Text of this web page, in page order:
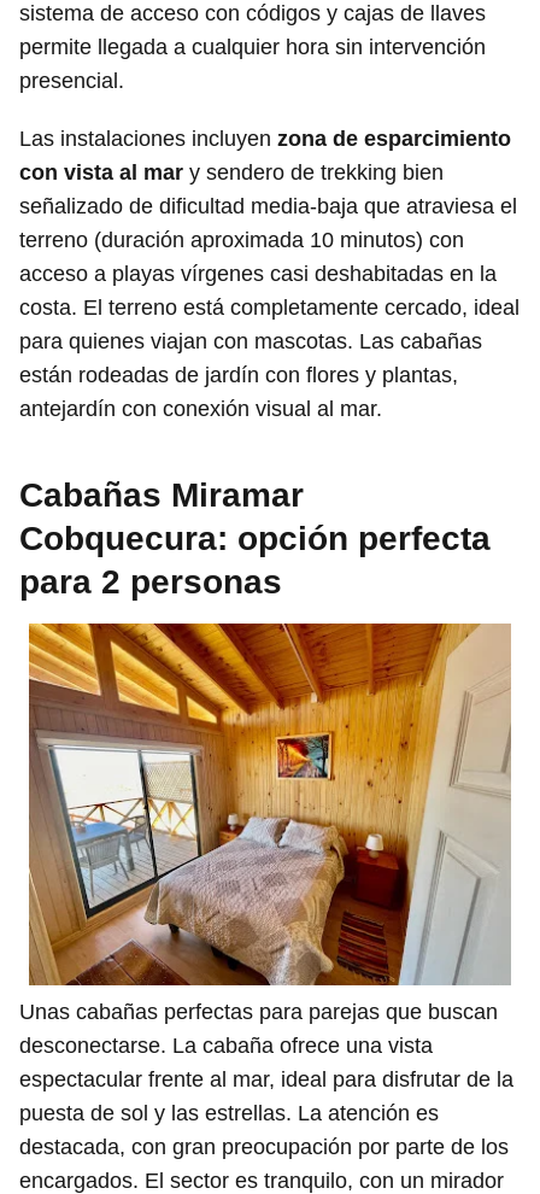
sistema de acceso con códigos y cajas de llaves
permite llegada a cualquier hora sin intervención
presencial.
Las instalaciones incluyen zona de esparcimiento
con vista al mar y sendero de trekking bien
señalizado de dificultad media-baja que atraviesa el
terreno (duración aproximada 10 minutos) con
acceso a playas vírgenes casi deshabitadas en la
costa. El terreno está completamente cercado, ideal
para quienes viajan con mascotas. Las cabañas
están rodeadas de jardín con flores y plantas,
antejardín con conexión visual al mar.
Cabañas Miramar
Cobquecura: opción perfecta
para 2 personas
Unas cabañas perfectas para parejas que buscan
desconectarse. La cabaña ofrece una vista
espectacular frente al mar, ideal para disfrutar de la
puesta de sol y las estrellas. La atención es
destacada, con gran preocupación por parte de los
encargados. El sector es tranquilo, con un mirador